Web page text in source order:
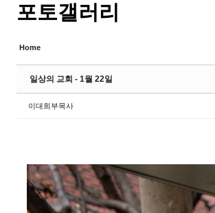
포토갤러리
Home
일상의 교회 - 1월 22일
이대희부목사